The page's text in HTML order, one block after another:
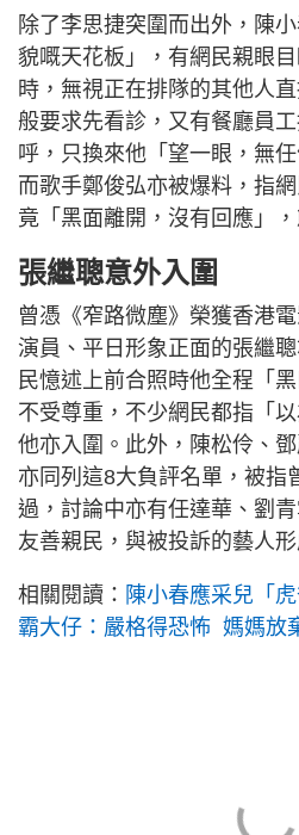
除了李思捷突圍而出外，陳
貌嘅天花板」，有網民親眼
時，無視正在排隊的其他人
般要求先看診，又有餐廳員
呼，只換來他「望一眼，無
而歌手鄭俊弘亦被爆料，指
竟「黑面離開，沒有回應」
張繼聰意外入圍
曾憑《窄路微塵》榮獲香港
演員、平日形象正面的張繼
民憶述上前合照時他全程「
不受尊重，不少網民都指「
他亦入圍。此外，陳松伶、
亦同列這8大負評名單，被指
過，討論中亦有任達華、劉
友善親民，與被投訴的藝人形
相關閱讀： 陳小春應采兒「
霸大仔：嚴格得恐怖 媽媽放